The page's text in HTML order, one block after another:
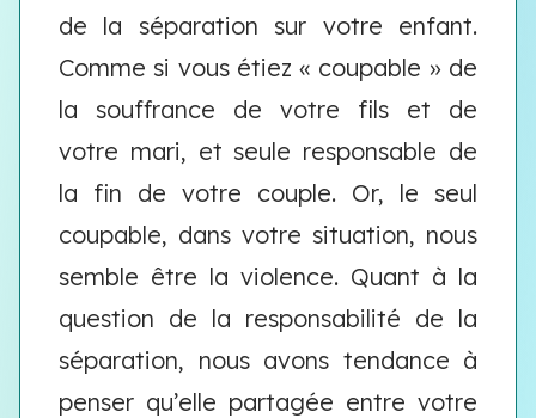
de la séparation sur votre enfant.
Comme si vous étiez « coupable » de
la souffrance de votre fils et de
votre mari, et seule responsable de
la fin de votre couple. Or, le seul
coupable, dans votre situation, nous
semble être la violence. Quant à la
question de la responsabilité de la
séparation, nous avons tendance à
penser qu’elle partagée entre votre